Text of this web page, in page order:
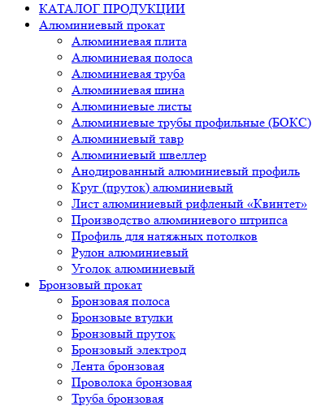
КАТАЛОГ ПРОДУКЦИИ
Алюминиевый прокат
Алюминиевая плита
Алюминиевая полоса
Алюминиевая труба
Алюминиевая шина
Алюминиевые листы
Алюминиевые трубы профильные (БОКС)
Алюминиевый тавр
Алюминиевый швеллер
Анодированный алюминиевый профиль
Круг (пруток) алюминиевый
Лист алюминиевый рифленый «Квинтет»
Производство алюминиевого штрипса
Профиль для натяжных потолков
Рулон алюминиевый
Уголок алюминиевый
Бронзовый прокат
Бронзовая полоса
Бронзовые втулки
Бронзовый пруток
Бронзовый электрод
Лента бронзовая
Проволока бронзовая
Труба бронзовая